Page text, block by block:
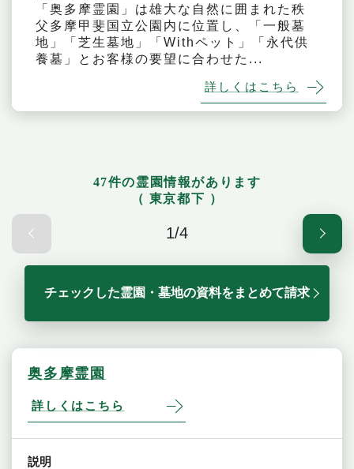
「奥多摩霊園」は雄大な自然に囲まれた秩
父多摩甲斐国立公園内に位置し、「一般墓
地」「芝生墓地」「Withペット」「永代供
養墓」とお客様の要望に合わせた...
詳しくはこちら
47件の霊園情報があります
（ 東京都下 ）
1/4
チェックした霊園・墓地の資料をまとめて請求
奥多摩霊園
詳しくはこちら
説明